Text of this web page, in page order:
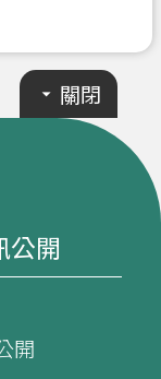
關閉
公開
開